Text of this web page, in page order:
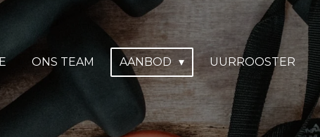
ONS TEAM AANBOD UURROOSTER